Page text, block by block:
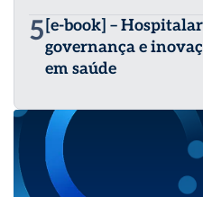
5 [e-book] –
governança e
em saúde